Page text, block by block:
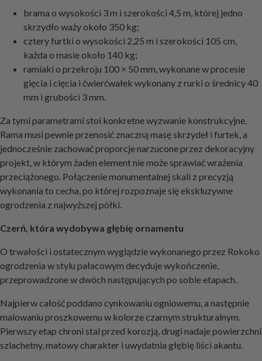
brama o wysokości 3 m i szerokości 4,5 m, której jedno
skrzydło waży około 350 kg;
cztery furtki o wysokości 2,25 m i szerokości 105 cm,
każda o masie około 140 kg;
ramiaki o przekroju 100 × 50 mm, wykonane w procesie
gięcia i cięcia i ćwierćwałek wykonany z rurki o średnicy 40
mm i grubości 3 mm.
Za tymi parametrami stoi konkretne wyzwanie konstrukcyjne.
Rama musi pewnie przenosić znaczną masę skrzydeł i furtek, a
jednocześnie zachować proporcje narzucone przez dekoracyjny
projekt, w którym żaden element nie może sprawiać wrażenia
przeciążonego. Połączenie monumentalnej skali z precyzją
wykonania to cecha, po której rozpoznaje się ekskluzywne
ogrodzenia z najwyższej półki.
Czerń, która wydobywa głębię ornamentu
O trwałości i ostatecznym wyglądzie wykonanego przez Rokoko
ogrodzenia w stylu pałacowym decyduje wykończenie,
przeprowadzone w dwóch następujących po sobie etapach.
Najpierw całość poddano cynkowaniu ogniowemu, a następnie
malowaniu proszkowemu w kolorze czarnym strukturalnym.
Pierwszy etap chroni stal przed korozją, drugi nadaje powierzchni
szlachetny, matowy charakter i uwydatnia głębię liści akantu.